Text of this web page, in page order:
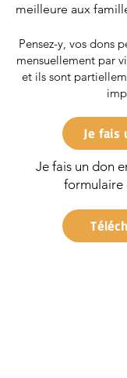
meilleure aux
Pensez-y, vos dons
mensuellement par
et ils sont
Je fais
Je fais un don
formulaire